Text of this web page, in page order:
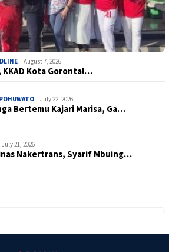
August 7, 2026
KKAD Kota Gorontal…
POHUWATO July 22, 2026
Bertemu Kajari Marisa, Ga…
July 21, 2026
Nakertrans, Syarif Mbuing…